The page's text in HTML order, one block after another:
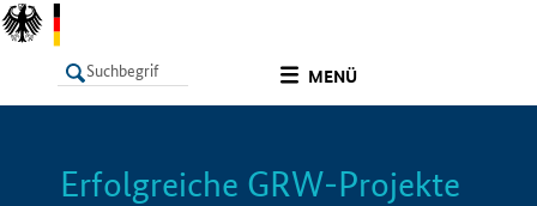
MENÜ
LISTE Info
Erfolgreiche GRW-Projekte